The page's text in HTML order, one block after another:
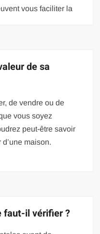
vous faciliter la
de sa
de vendre ou de
vous soyez
peut-être savoir
maison.
faut-il vérifier ?